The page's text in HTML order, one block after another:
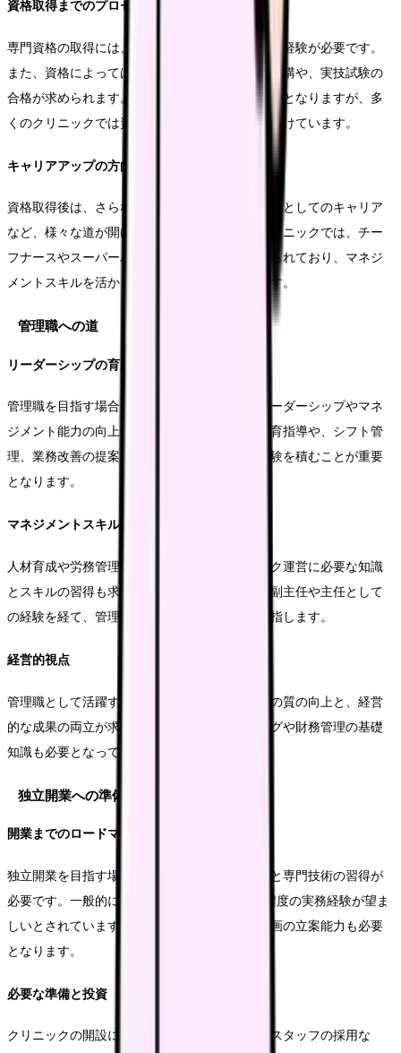
資格取得までのプロセス
専門資格の取得には、通常2年から3年程度の実務経験が必要です。
また、資格によっては指定の研修機関での講習受講や、実技試験の
合格が求められます。計画的な準備と学習が重要となりますが、多
くのクリニックでは資格取得のサポート制度を設けています。
キャリアアップの方向性
資格取得後は、さらなる専門性の向上や、管理職としてのキャリア
など、様々な道が開けてきます。特に大規模クリニックでは、チー
フナースやスーパーバイザーなどの職位が設けられており、マネジ
メントスキルを活かしたキャリア形成が可能です。
管理職への道
リーダーシップの育成
管理職を目指す場合、臨床スキルに加えて、リーダーシップやマネ
ジメント能力の向上が必要です。スタッフの教育指導や、シフト管
理、業務改善の提案など、組織運営に関する経験を積むことが重要
となります。
マネジメントスキル
人材育成や労務管理、収支管理など、クリニック運営に必要な知識
とスキルの習得も求められます。多くの場合、副主任や主任として
の経験を経て、管理職へのステップアップを目指します。
経営的視点
管理職として活躍するためには、医療サービスの質の向上と、経営
的な成果の両立が求められます。マーケティングや財務管理の基礎
知識も必要となってきます。
独立開業への準備
開業までのロードマップ
独立開業を目指す場合、まずは十分な臨床経験と専門技術の習得が
必要です。一般的には、最低でも5年から10年程度の実務経験が望ま
しいとされています。また、経営知識や事業計画の立案能力も必要
となります。
必要な準備と投資
クリニックの開設には、立地選定や設備投資、スタッフの採用な